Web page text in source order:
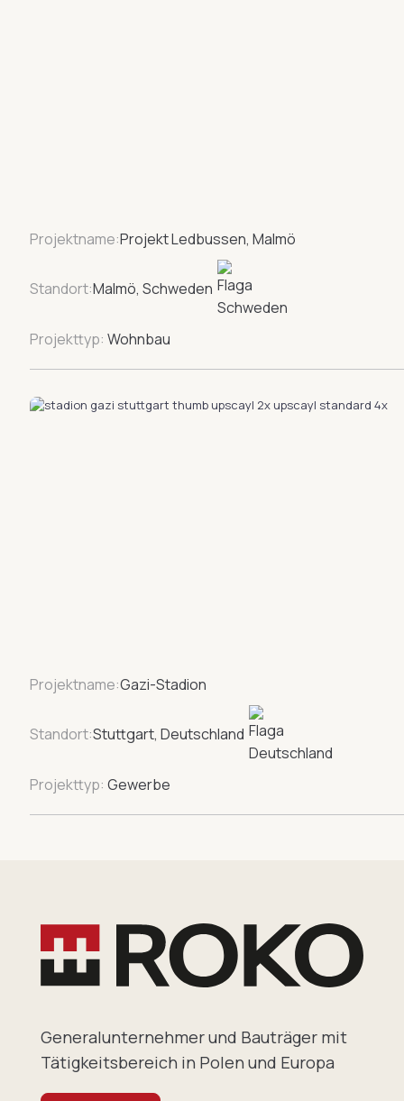
Projektname:Projekt Ledbussen, Malmö
Standort:Malmö, Schweden
Projekttyp: Wohnbau
Projektname:Gazi-Stadion
Standort:Stuttgart, Deutschland
Projekttyp: Gewerbe
Generalunternehmer und Bauträger mit
Tätigkeitsbereich in Polen und Europa